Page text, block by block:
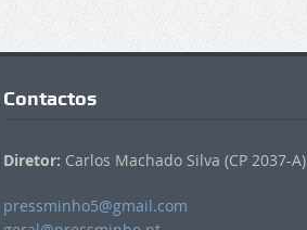
Contactos
Diretor: Carlos Machado Silva (CP 2037-A)
pressminho5@gmail.com